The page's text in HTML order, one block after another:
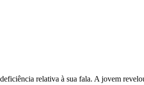
relativa à sua fala. A jovem